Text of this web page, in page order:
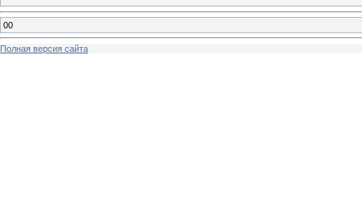
00
Полная версия сайта